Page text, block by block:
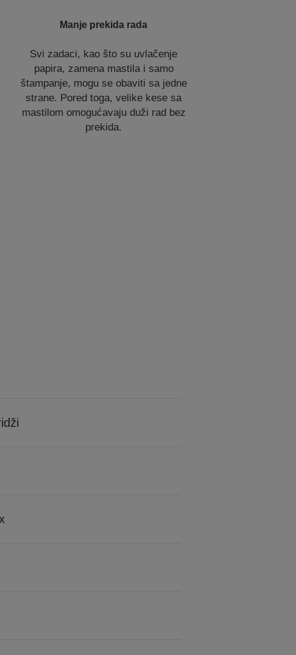
Manje prekida rada
Svi zadaci, kao što su uvlačenje
papira, zamena mastila i samo
štampanje, mogu se obaviti sa jedne
strane. Pored toga, velike kese sa
mastilom omogućavaju duži rad bez
prekida.